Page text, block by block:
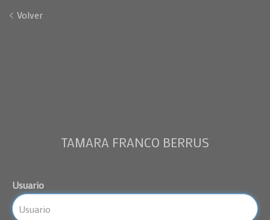
Volver
TAMARA FRANCO BERRUS
Usuario